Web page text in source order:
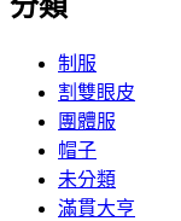
制服
割雙眼皮
團體服
帽子
未分類
滿貫大亨